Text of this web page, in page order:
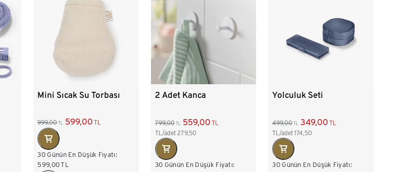
Mini Sıcak Su Torbası
999,00 TL 599,00 TL
30 Günün En Düşük Fiyatı:
599,00TL
2 Adet Kanca
799,00 TL 559,00 TL
TL/adet 279,50
30 Günün En Düşük Fiyatı:
Yolculuk Seti
499,00 TL 349,00 TL
TL/adet174,50
30 Günün En Düşük Fiyatı: